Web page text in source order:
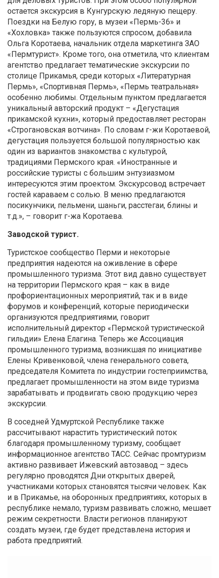
остается экскурсия в Кунгурскую ледяную пещеру.
Поездки на Белую гору, в музеи «Пермь-36» и
«Хохловка» также пользуются спросом, добавила
Ольга Коротаева, начальник отдела маркетинга ЗАО
«Пермтурист». Кроме того, она отметила, что клиентам
агентство предлагает тематические экскурсии по
столице Прикамья, среди которых «Литературная
Пермь», «Спортивная Пермь», «Пермь театральная»
особенно любимы. Отдельным пунктом предлагается
уникальный авторский продукт – «Дегустация
прикамской кухни», который предоставляет ресторан
«Строгановская вотчина». По словам г-жи Коротаевой,
дегустация пользуется большой популярностью как
один из вариантов знакомства с культурой,
традициями Пермского края. «Иностранные и
российские туристы с большим энтузиазмом
интересуются этим проектом. Экскурсовод встречает
гостей караваем с солью. В меню предлагаются
посикунчики, пельмени, шаньги, расстегаи, блины и
т.д.», – говорит г-жа Коротаева.
Заводской турист.
Туристское сообщество Перми и некоторые
предприятия надеются на оживление в сфере
промышленного туризма. Этот вид давно существует
на территории Пермского края – как в виде
профориентационных мероприятий, так и в виде
форумов и конференций, которые периодически
организуются предприятиями, говорит
исполнительный директор «Пермской туристической
гильдии» Елена Елагина. Теперь же Ассоциация
промышленного туризма, возникшая по инициативе
Елены Кривенковой, члена генерального совета,
председателя Комитета по индустрии гостеприимства,
предлагает промышленности на этом виде туризма
зарабатывать и продвигать свою продукцию через
экскурсии.
В соседней Удмуртской Республике также
рассчитывают нарастить туристический поток
благодаря промышленному туризму, сообщает
информационное агентство ТАСС. Сейчас промтуризм
активно развивает Ижевский автозавод – здесь
регулярно проводятся Дни открытых дверей,
участниками которых становятся тысячи человек. Как
и в Прикамье, на оборонных предприятиях, которых в
республике немало, туризм развивать сложно, мешает
режим секретности. Власти регионов планируют
создать музеи, где будет представлена история и
работа предприятий.